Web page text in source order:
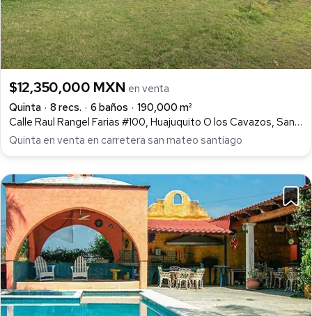
$12,350,000 MXN en venta
Quinta
8 recs. 6 baños
190,000 m²
Calle Raul Rangel Farias #100, Huajuquito O los Cavazos, Santiago
Quinta en venta en carretera san mateo santiago